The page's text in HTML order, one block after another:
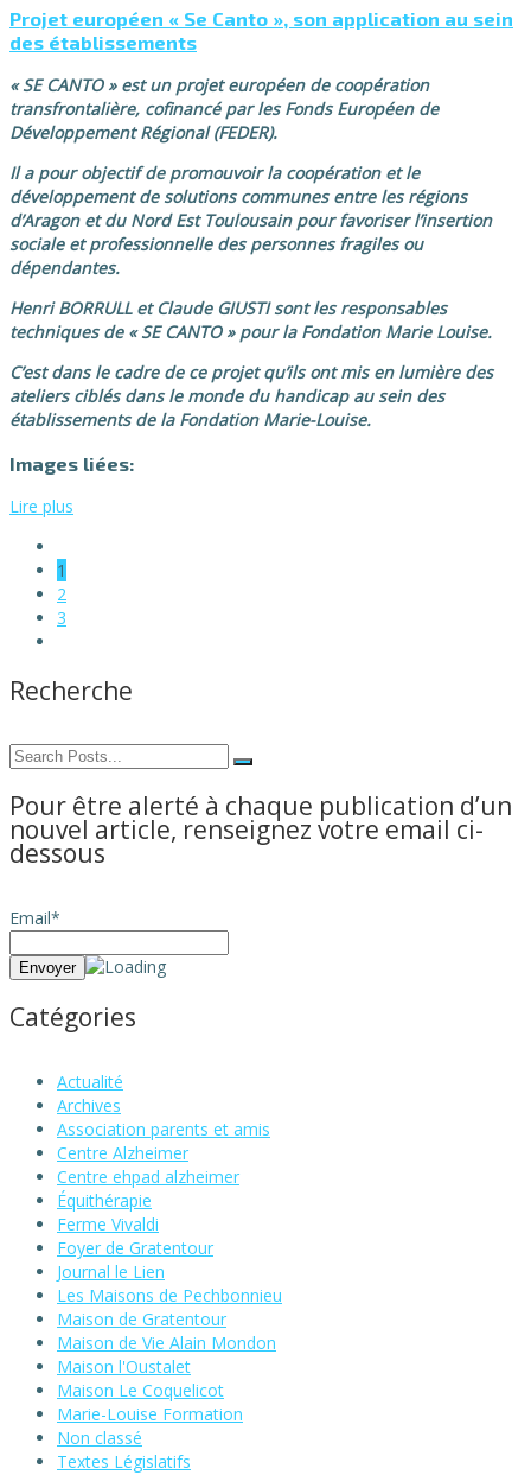
Projet européen « Se Canto », son application au sein
des établissements
«SE CANTO» est un projet européen de coopération
transfrontalière, cofinancé par les Fonds Européen de
Développement Régional (FEDER).
Il a pour objectif de promouvoir la coopération et le
développement de solutions communes entre les régions
d’Aragon et du Nord Est Toulousain pour favoriser l’insertion
sociale et professionnelle des personnes fragiles ou
dépendantes.
Henri BORRULL et Claude GIUSTI sont les responsables
techniques de «SE CANTO» pour la Fondation Marie Louise.
C’est dans le cadre de ce projet qu’ils ont mis en lumière des
ateliers ciblés dans le monde du handicap au sein des
établissements de la Fondation Marie-Louise.
Images liées:
Lire plus
1
2
3
Recherche
Pour être alerté à chaque publication d’un
nouvel article, renseignez votre email ci-
dessous
Email*
Catégories
Actualité
Archives
Association parents et amis
Centre Alzheimer
Centre ehpad alzheimer
Équithérapie
Ferme Vivaldi
Foyer de Gratentour
Journal le Lien
Les Maisons de Pechbonnieu
Maison de Gratentour
Maison de Vie Alain Mondon
Maison l'Oustalet
Maison Le Coquelicot
Marie-Louise Formation
Non classé
Textes Législatifs